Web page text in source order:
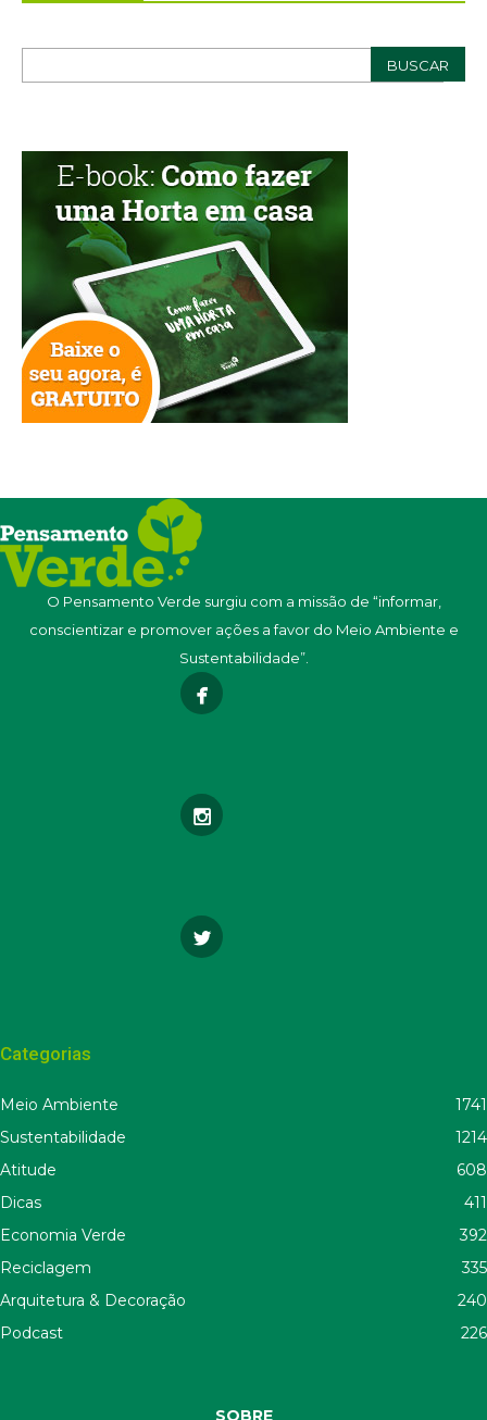
O Pensamento Verde surgiu com a missão de “informar,
conscientizar e promover ações a favor do Meio Ambiente e
Sustentabilidade”.
Categorias
Meio Ambiente
1741
Sustentabilidade
1214
Atitude
608
Dicas
411
Economia Verde
392
Reciclagem
335
Arquitetura & Decoração
240
Podcast
226
SOBRE